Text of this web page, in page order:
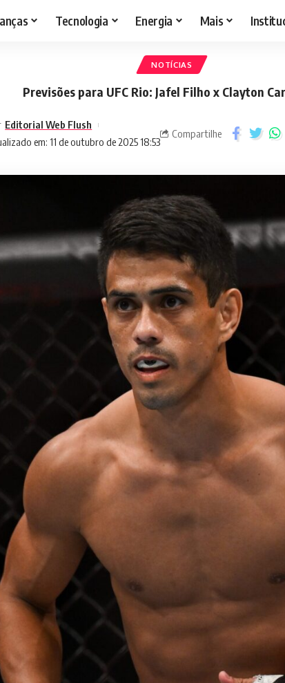
Tecnologia Energia Mais
NOTÍCIAS
Previsões para UFC Rio: Jafel Filho x Clayton
em: 11 de outubro de 2025 18:53
Editorial Web Flush
Compartilhe